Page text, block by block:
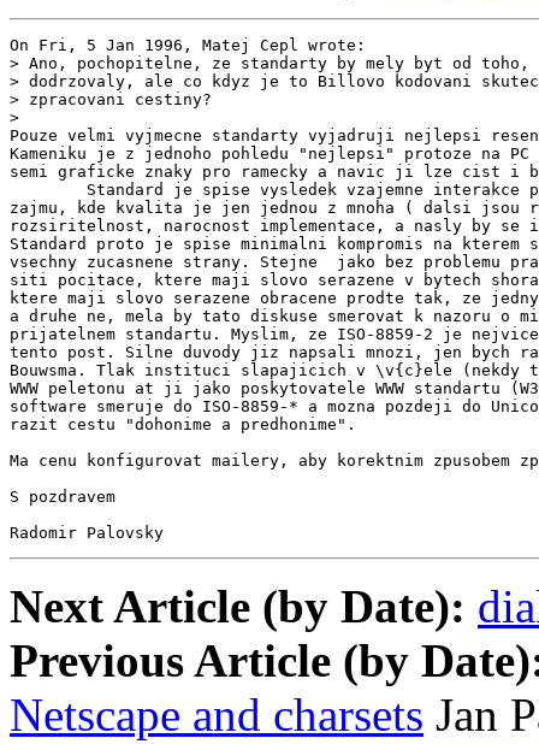
On Fri, 5 Jan 1996, Matej Cepl wrote:
> Ano, pochopitelne, ze standarty by mely byt od toho,
> dodrzovaly, ale co kdyz je to Billovo kodovani
> zpracovani cestiny?
>
Pouze velmi vyjmecne standarty vyjadruji nejlepsi
Kameniku je z jednoho pohledu "nejlepsi" protoze na PC
semi graficke znaky pro ramecky a navic ji lze cist i
Standard je spise vysledek vzajemne interakce
zajmu, kde kvalita je jen jednou z mnoha ( dalsi jsou
rozsiritelnost, narocnost implementace, a nasly by
Standard proto je spise minimalni kompromis na kterem
vsechny zucasnene strany. Stejne  jako bez problemu
siti pocitace, ktere maji slovo serazene v bytech
ktere maji slovo serazene obracene prodte tak, ze
a druhe ne, mela by tato diskuse smerovat k nazoru o
prijatelnem standartu. Myslim, ze ISO-8859-2 je
tento post. Silne duvody jiz napsali mnozi, jen bych
Bouwsma. Tlak instituci slapajicich v \v{c}ele (nekdy
WWW peletonu at ji jako poskytovatele WWW standartu
software smeruje do ISO-8859-* a mozna pozdeji do
razit cestu "dohonime a predhonime".
Ma cenu konfigurovat mailery, aby korektnim zpusobem
S pozdravem
Radomir Palovsky
Next Article (by Date):
Previous Article (by
Netscape and charsets Jan